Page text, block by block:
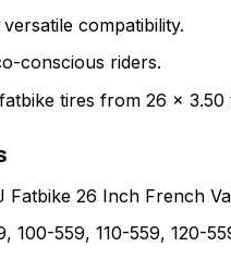
compatibility.
conscious riders.
tires from 26 x 3.50
Fatbike 26 Inch French
100-559, 110-559, 120-